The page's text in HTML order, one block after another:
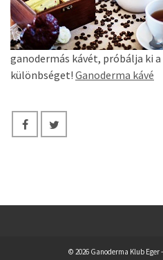
ganodermás kávét, próbálja ki
különbséget! Ganoderma kávé
© 2026 Ganoderma Klub Eger -